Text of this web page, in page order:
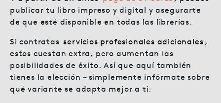
publicar tu libro impreso y digital y asegurarte
de que esté disponible en todas las librerías.
Si contratas servicios profesionales adicionales ,
estos cuestan extra, pero aumentan las
posibilidades de éxito. Así que aquí también
tienes la elección – simplemente infórmate sobre
qué variante se adapta mejor a ti.